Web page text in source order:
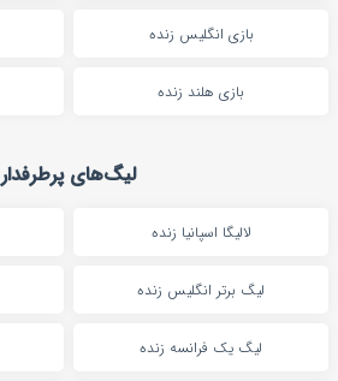
بازی انگلیس زنده
بازی هلند زنده
لیگ‌های پرطرفدار
لالیگا اسپانیا زنده
لیگ برتر انگلیس زنده
لیگ یک فرانسه زنده